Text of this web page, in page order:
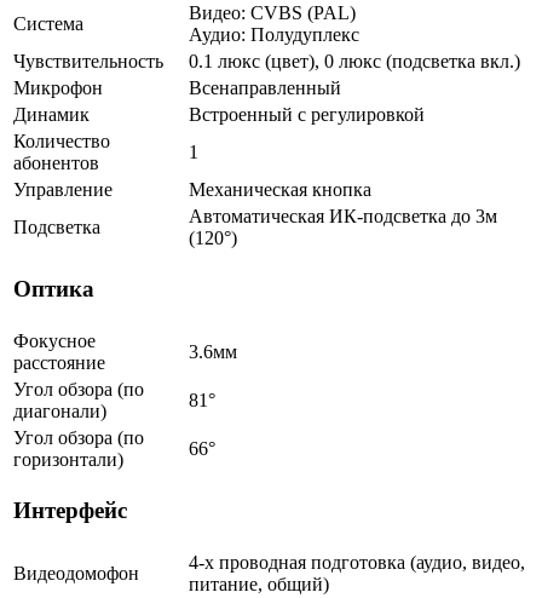
Система
Видео: CVBS (PAL)
Аудио: Полудуплекс
Чувствительность
0.1 люкс (цвет), 0 люкс (подсветка вкл.)
Микрофон
Всенаправленный
Динамик
Встроенный с регулировкой
Количество
абонентов
1
Управление
Механическая кнопка
Подсветка
Автоматическая ИК-подсветка до 3м
(120°)
Оптика
Фокусное
расстояние
3.6мм
Угол обзора (по
диагонали)
81°
Угол обзора (по
горизонтали)
66°
Интерфейс
Видеодомофон
4-х проводная подготовка (аудио, видео,
питание, общий)